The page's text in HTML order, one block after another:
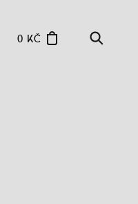
0 KČ